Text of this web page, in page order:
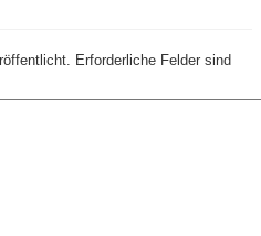
Erforderliche Felder sind